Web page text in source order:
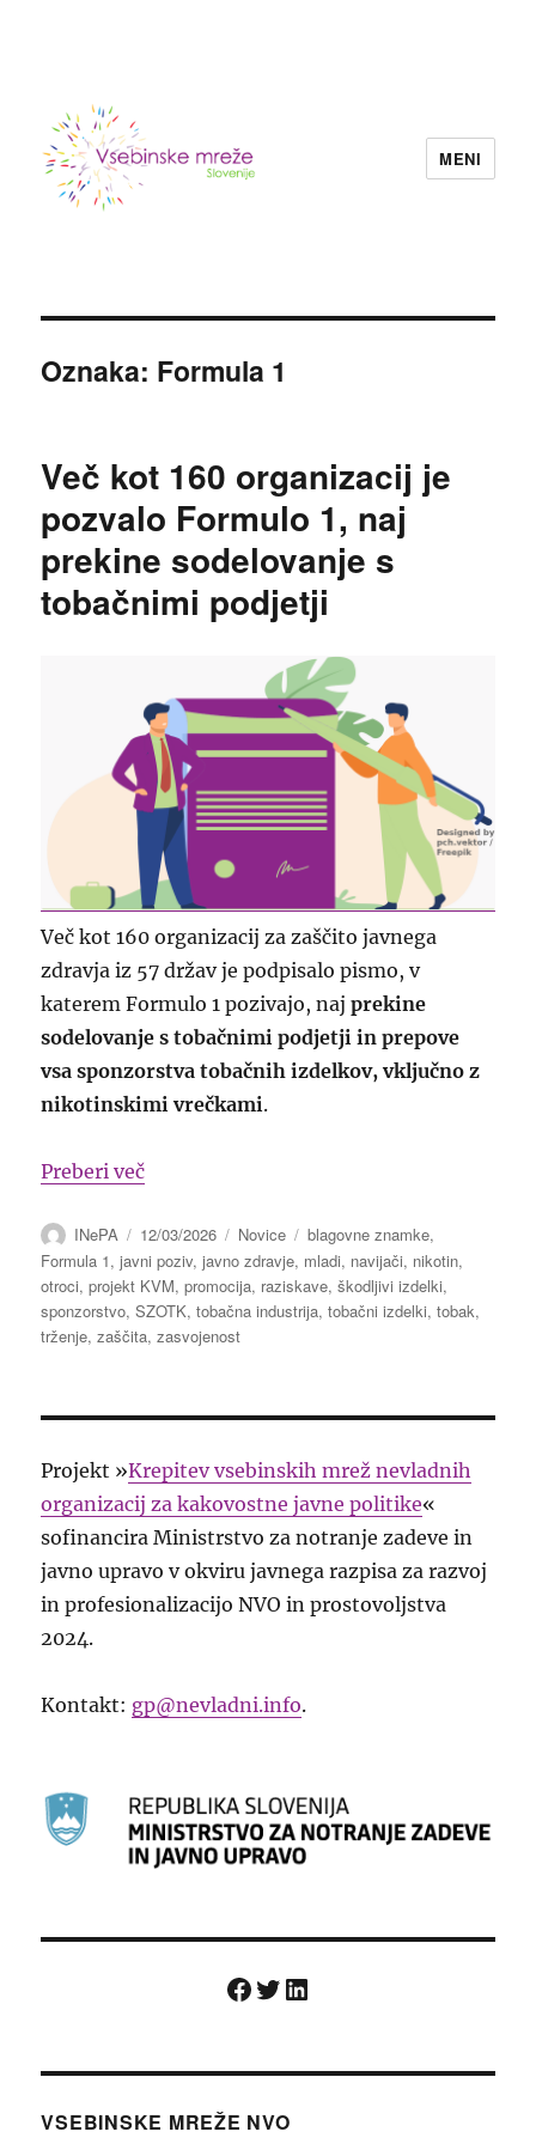
organizacij Slovenije
MENI
Oznaka: Formula 1
Več kot 160 organizacij je
pozvalo Formulo 1, naj
prekine sodelovanje s
tobačnimi podjetji
Več kot 160 organizacij za zaščito javnega
zdravja iz 57 držav je podpisalo pismo, v
katerem Formulo 1 pozivajo, najprekine
sodelovanje s tobačnimi podjetji in prepove
vsa sponzorstva tobačnih izdelkov, vključno z
nikotinskimi vrečkami.
Preberi več“Več kot 160 organizacij je pozvalo
Avtor
INePA
Objavljeno
dne
12/03/2026 Kategorije
Novice Oznake
blagovne znamke,
Formula 1,javni poziv,javno zdravje, mladi, navijači, nikotin,
otroci,projekt KVM,promocija, raziskave,škodljivi izdelki,
sponzorstvo,SZOTK,tobačna industrija,tobačni izdelki,tobak,
trženje,zaščita,zasvojenost
Projekt »Krepitev vsebinskih mrež nevladnih
organizacij za kakovostne javne politike«
sofinancira Ministrstvo za notranje zadeve in
javno upravo v okviru javnega razpisa za razvoj
in profesionalizacijo NVO in prostovoljstva
2024.
Kontakt: gp@nevladni.info.
Facebook
Twitter
LinkedIn
VSEBINSKE MREŽE NVO